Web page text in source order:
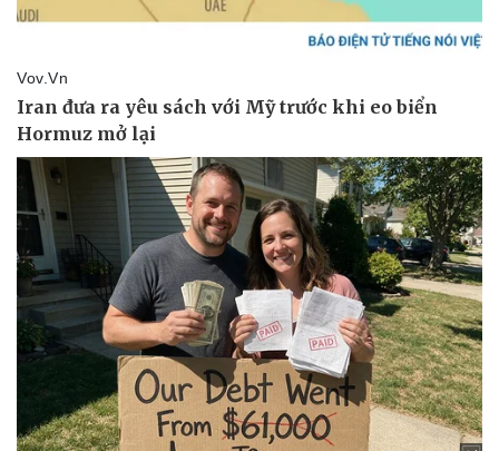
Pháp luật
Vụ án
Tin nóng
Tư vấn luật
Quân sự - Quốc phòng
Vũ khí
Việt Nam
Phân tích